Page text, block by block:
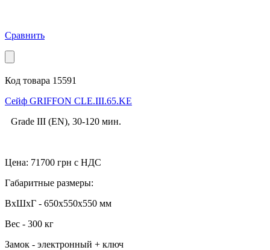
Сравнить
Код товара 15591
Cейф GRIFFON CLE.III.65.KE
Grade III (EN), 30-120 мин.
Цена: 71700 грн с НДС
Габаритные размеры:
ВхШхГ - 650x550x550 мм
Вес - 300 кг
Замок - электронный + ключ